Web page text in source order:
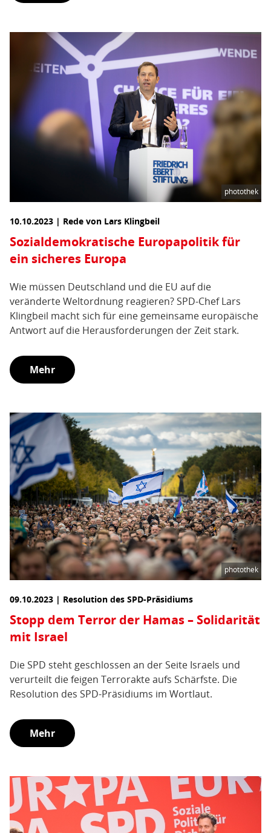
photothek
10.10.2023 | Rede von Lars Klingbeil
Sozialdemokratische Europapolitik für
ein sicheres Europa
Wie müssen Deutschland und die EU auf die
veränderte Weltordnung reagieren? SPD-Chef Lars
Klingbeil macht sich für eine gemeinsame europäische
Antwort auf die Herausforderungen der Zeit stark.
Mehr
photothek
09.10.2023 | Resolution des SPD-Präsidiums
Stopp dem Terror der Hamas – Solidarität
mit Israel
Die SPD steht geschlossen an der Seite Israels und
verurteilt die feigen Terrorakte aufs Schärfste. Die
Resolution des SPD-Präsidiums im Wortlaut.
Mehr